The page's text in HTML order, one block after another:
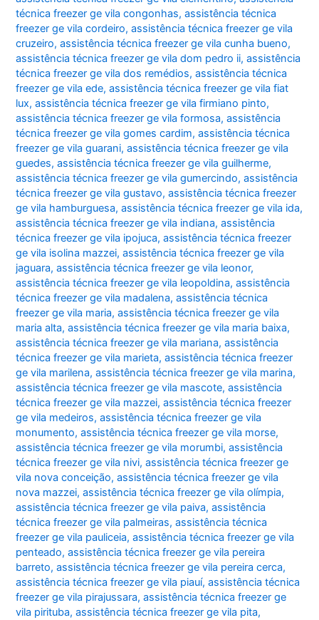
técnica freezer ge vila congonhas,assistência técnica
freezer ge vila cordeiro,assistência técnica freezer ge vila
cruzeiro,assistência técnica freezer ge vila cunha bueno,
assistência técnica freezer ge vila dom pedro ii,assistência
técnica freezer ge vila dos remédios,assistência técnica
freezer ge vila ede,assistência técnica freezer ge vila fiat
lux,assistência técnica freezer ge vila firmiano pinto,
assistência técnica freezer ge vila formosa,assistência
técnica freezer ge vila gomes cardim,assistência técnica
freezer ge vila guarani,assistência técnica freezer ge vila
guedes,assistência técnica freezer ge vila guilherme,
assistência técnica freezer ge vila gumercindo,assistência
técnica freezer ge vila gustavo,assistência técnica freezer
ge vila hamburguesa,assistência técnica freezer ge vila ida,
assistência técnica freezer ge vila indiana,assistência
técnica freezer ge vila ipojuca,assistência técnica freezer
ge vila isolina mazzei,assistência técnica freezer ge vila
jaguara,assistência técnica freezer ge vila leonor,
assistência técnica freezer ge vila leopoldina,assistência
técnica freezer ge vila madalena,assistência técnica
freezer ge vila maria,assistência técnica freezer ge vila
maria alta,assistência técnica freezer ge vila maria baixa,
assistência técnica freezer ge vila mariana,assistência
técnica freezer ge vila marieta,assistência técnica freezer
ge vila marilena,assistência técnica freezer ge vila marina,
assistência técnica freezer ge vila mascote,assistência
técnica freezer ge vila mazzei,assistência técnica freezer
ge vila medeiros,assistência técnica freezer ge vila
monumento,assistência técnica freezer ge vila morse,
assistência técnica freezer ge vila morumbi,assistência
técnica freezer ge vila nivi,assistência técnica freezer ge
vila nova conceição,assistência técnica freezer ge vila
nova mazzei,assistência técnica freezer ge vila olímpia,
assistência técnica freezer ge vila paiva,assistência
técnica freezer ge vila palmeiras,assistência técnica
freezer ge vila pauliceia,assistência técnica freezer ge vila
penteado,assistência técnica freezer ge vila pereira
barreto,assistência técnica freezer ge vila pereira cerca,
assistência técnica freezer ge vila piauí,assistência técnica
freezer ge vila pirajussara,assistência técnica freezer ge
vila pirituba,assistência técnica freezer ge vila pita,